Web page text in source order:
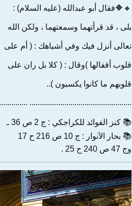
🔸🔶فقال أبو عبدالله (عليه السلام) :
بلى ، قد قرأتهما وسمعتهما ، ولكن الله
تعالى أنزل فيك وفي أشباهك : ( أم على
قلوب أقفالها )وقال : ( كلا بل ران على
قلوبهم ما كانوا يكسبون )..
......................
📚 كنز الفوائد للكراجكي : ج 2 ص 36 ـ
📚 بحار الاَنوار : ج 10 ص 216 ح 17
وج 47 ص 240 ح 25 .